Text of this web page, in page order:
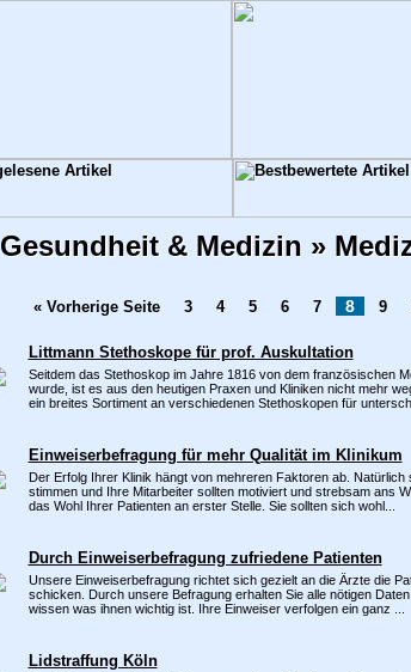
Gesundheit & Medizin »
« Vorherige Seite 3 4 5 6 7 8 9
Littmann Stethoskope für prof. Auskultation
Seitdem das Stethoskop im Jahre 1816 von dem französischen
wurde, ist es aus den heutigen Praxen und Kliniken nicht mehr
ein breites Sortiment an verschiedenen Stethoskopen für
Einweiserbefragung für mehr Qualität im Klinikum
Der Erfolg Ihrer Klinik hängt von mehreren Faktoren ab. Natürlich
stimmen und Ihre Mitarbeiter sollten motiviert und strebsam ans
das Wohl Ihrer Patienten an erster Stelle. Sie sollten sich wohl...
Durch Einweiserbefragung zufriedene Patienten
Unsere Einweiserbefragung richtet sich gezielt an die Ärzte die
schicken. Durch unsere Befragung erhalten Sie alle nötigen
wissen was ihnen wichtig ist. Ihre Einweiser verfolgen ein ganz ...
Lidstraffung Köln